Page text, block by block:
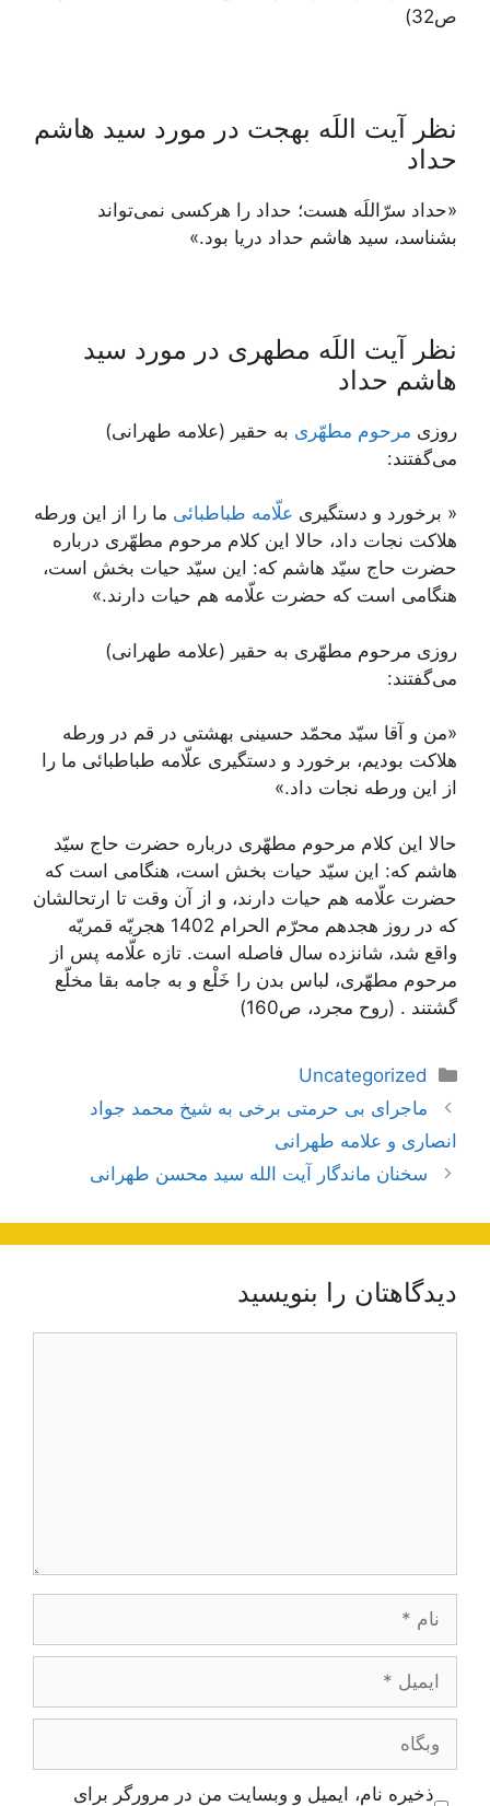
ص32)
نظر آیت اللَه بهجت در مورد سید هاشم
حداد
«حداد سرّاللَه هست؛ حداد را هرکسی نمی‌تواند
بشناسد، سید هاشم حداد دریا بود.»
نظر آیت اللَه مطهری در مورد سید
هاشم حداد
روزى مرحوم مطهّرى به حقير (علامه طهرانی)
مى‌گفتند:
« برخورد و دستگيرى علّامه طباطبائى ما را از اين ورطه
هلاكت نجات داد، حالا اين كلام مرحوم مطهّرى درباره
حضرت حاج سيّد هاشم كه: اين سيّد حيات بخش است،
هنگامى است كه حضرت علّامه هم حيات دارند.»
روزى مرحوم مطهّرى به حقير (علامه طهرانی)
می‌‏گفتند:
«من و آقا سيّد محمّد حسينى بهشتى در قم در ورطه
هلاكت بوديم، برخورد و دستگيرى علّامه طباطبائى ما را
از اين ورطه نجات داد.»
حالا اين كلام مرحوم مطهّرى درباره حضرت حاج سيّد
هاشم كه: اين سيّد حيات بخش است، هنگامى است كه
حضرت علّامه هم حيات دارند، و از آن وقت تا ارتحالشان
كه در روز هجدهم محرّم الحرام 1402 هجريّه قمريّه
واقع شد، شانزده سال فاصله است. تازه علّامه پس از
مرحوم مطهّرى، لباس بدن را خَلْع و به جامه بقا مخلّع
گشتند . (روح مجرد، ص160)
دسته‌ها
Uncategorized
ناوبری
نوشته‌ها
ماجرای بی حرمتی برخی به شیخ محمد جواد
انصاری و علامه طهرانی
سخنان ماندگار آیت الله سید محسن طهرانی
دیدگاهتان را بنویسید
وبگاه
ذخیره نام، ایمیل و وبسایت من در مرورگر برای